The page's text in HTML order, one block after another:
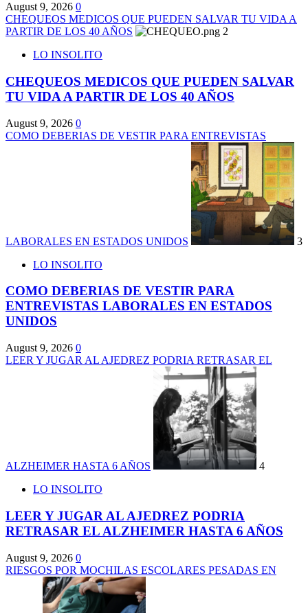
August 9, 2026 0
CHEQUEOS MEDICOS QUE PUEDEN SALVAR TU VIDA A
PARTIR DE LOS 40 AÑOS
2
LO INSOLITO
CHEQUEOS MEDICOS QUE PUEDEN SALVAR
TU VIDA A PARTIR DE LOS 40 AÑOS
August 9, 2026 0
COMO DEBERIAS DE VESTIR PARA ENTREVISTAS
LABORALES EN ESTADOS UNIDOS
3
LO INSOLITO
COMO DEBERIAS DE VESTIR PARA
ENTREVISTAS LABORALES EN ESTADOS
UNIDOS
August 9, 2026 0
LEER Y JUGAR AL AJEDREZ PODRIA RETRASAR EL
ALZHEIMER HASTA 6 AÑOS
4
LO INSOLITO
LEER Y JUGAR AL AJEDREZ PODRIA
RETRASAR EL ALZHEIMER HASTA 6 AÑOS
August 9, 2026 0
RIESGOS POR MOCHILAS ESCOLARES PESADAS EN